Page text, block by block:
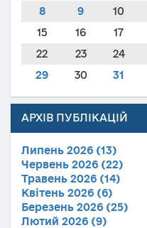
8
9 10
15
16 17
22
23 24
29
30 31
АРХІВ ПУБЛІКАЦІЙ
Липень 2026 (13)
Червень 2026 (22)
Травень 2026 (14)
Квітень 2026 (6)
Березень 2026 (25)
Лютий 2026 (9)